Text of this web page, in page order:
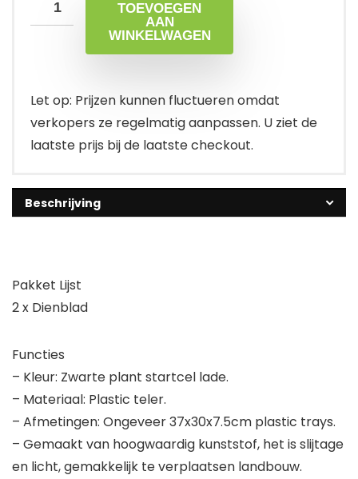
TOEVOEGEN
AAN
WINKELWAGEN
Let op: Prijzen kunnen fluctueren omdat
verkopers ze regelmatig aanpassen. U ziet de
laatste prijs bij de laatste checkout.
Beschrijving
Pakket Lijst
2 x Dienblad
Functies
– Kleur: Zwarte plant startcel lade.
– Materiaal: Plastic teler.
– Afmetingen: Ongeveer 37x30x7.5cm plastic trays.
– Gemaakt van hoogwaardig kunststof, het is slijtage
en licht, gemakkelijk te verplaatsen landbouw.